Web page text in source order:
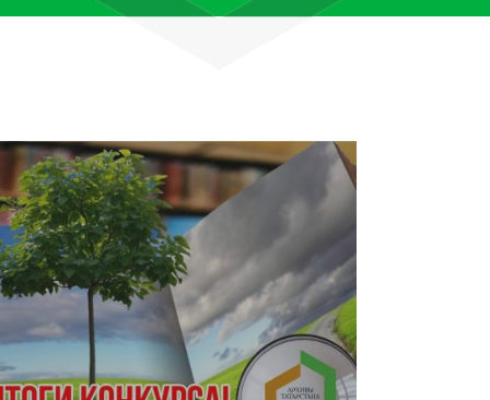
рассказали об архивных